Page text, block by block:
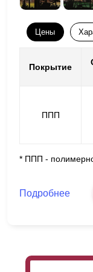
Цены
Покрытие
ППП
* ППП -
Подробнее